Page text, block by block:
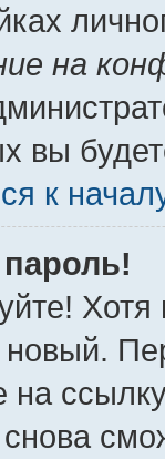
на
вы
к
Хотя
новый.
на